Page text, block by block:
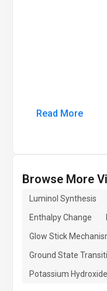
Read More
Browse More
Luminol Synthesis
Enthalpy Change
Glow Stick
Ground State
Potassium Hydroxide